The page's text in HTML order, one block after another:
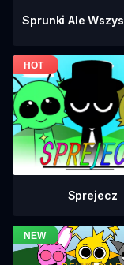
Sprunki Ale
Sprejecz